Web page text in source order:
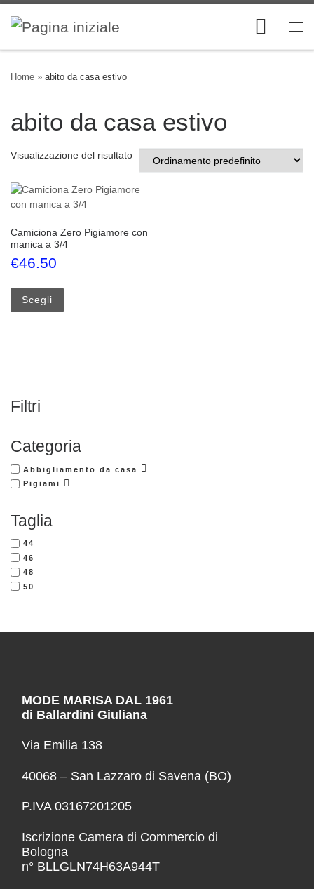
Skip to content
Home » abito da casa estivo
abito da casa estivo
Visualizzazione del risultato
Camiciona Zero Pigiamore con
manica a 3/4
€46.50
Scegli
Filtri
Categoria
Abbigliamento da casa
Pigiami
Taglia
44
46
48
50
MODE MARISA DAL 1961
di Ballardini Giuliana
Via Emilia 138
40068 – San Lazzaro di Savena (BO)
P.IVA 03167201205
Iscrizione Camera di Commercio di
Bologna
n° BLLGLN74H63A944T